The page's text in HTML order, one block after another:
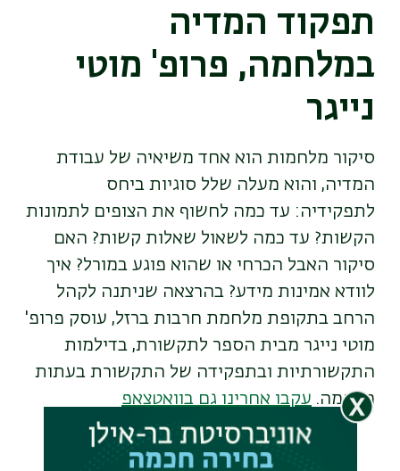
תפקוד המדיה
במלחמה, פרופ' מוטי
נייגר
סיקור מלחמות הוא אחד משיאיה של עבודת
המדיה, והוא מעלה שלל סוגיות ביחס
לתפקידיה: עד כמה לחשוף את הצופים לתמונות
הקשות? עד כמה לשאול שאלות קשות? האם
סיקור האבל הכרחי או שהוא פוגע במורל? איך
לוודא אמינות מידע? בהרצאה שניתנה לקהל
הרחב בתקופת מלחמת חרבות ברזל, עוסק פרופ'
מוטי נייגר מבית הספר לתקשורת, בדילמות
התקשורתיות ובתפקידה של התקשורת בעתות
מלחמה. עקבו אחרינו גם בוואטצאפ